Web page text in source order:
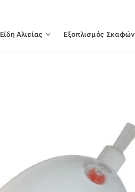
Είδη Αλιείας Εξoπλισμός Σκαφών